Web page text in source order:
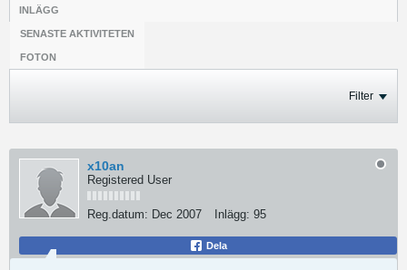
INLÄGG
SENASTE AKTIVITETEN
FOTON
Filter
x10an
Registered User
Reg.datum: Dec 2007 Inlägg: 95
Dela